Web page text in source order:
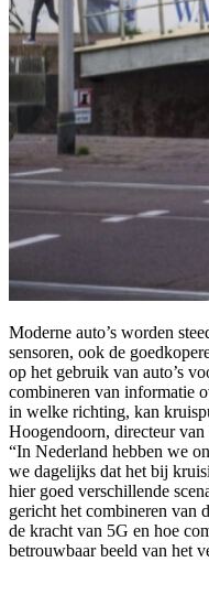
Moderne auto’s worden
sensoren, ook de
op het gebruik van auto’s
combineren van informatie
in welke richting, kan
Hoogendoorn, directeur
“In Nederland hebben we
we dagelijks dat het bij
hier goed verschillende
gericht het combineren van
de kracht van 5G en hoe
betrouwbaar beeld van het